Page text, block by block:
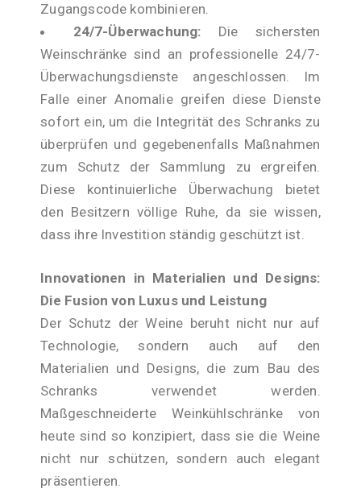
Zugangscode kombinieren.
24/7-Überwachung: Die sichersten
Weinschränke sind an professionelle 24/7-
Überwachungsdienste angeschlossen. Im
Falle einer Anomalie greifen diese Dienste
sofort ein, um die Integrität des Schranks zu
überprüfen und gegebenenfalls Maßnahmen
zum Schutz der Sammlung zu ergreifen.
Diese kontinuierliche Überwachung bietet
den Besitzern völlige Ruhe, da sie wissen,
dass ihre Investition ständig geschützt ist.
Innovationen in Materialien und Designs:
Die Fusion von Luxus und Leistung
Der Schutz der Weine beruht nicht nur auf
Technologie, sondern auch auf den
Materialien und Designs, die zum Bau des
Schranks verwendet werden.
Maßgeschneiderte Weinkühlschränke von
heute sind so konzipiert, dass sie die Weine
nicht nur schützen, sondern auch elegant
präsentieren.